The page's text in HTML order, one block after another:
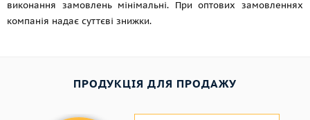
виконання замовлень мінімальні. При оптових замовленнях
компанія надає суттєві знижки.
ПРОДУКЦІЯ ДЛЯ ПРОДАЖУ